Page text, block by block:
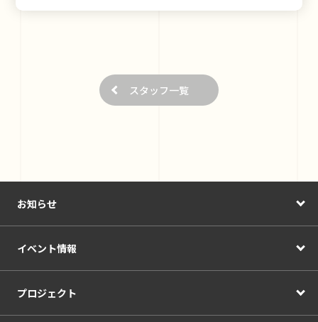
スタッフ一覧
お知らせ
イベント情報
プロジェクト